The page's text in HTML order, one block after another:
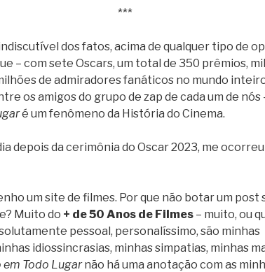
***
dos fatos, acima de qualquer tipo de
– com sete Oscars, um total de 350 prêmios,
de admiradores fanáticos no mundo
os amigos do grupo de zap de cada um de nós
é um fenômeno da História do Cinema.
depois da cerimônia do Oscar 2023, me
um site de filmes. Por que não botar um post
Muito do + de 50 Anos de Filmes – muito, ou
pessoal, personalíssimo, são minhas
idiossincrasias, minhas simpatias, minhas
em Todo Lugarnão há uma anotação com as